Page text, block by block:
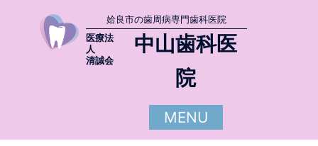
姶良市の歯周病専門歯科医院
医療法
人
清誠会
中山歯科医
院
MENU